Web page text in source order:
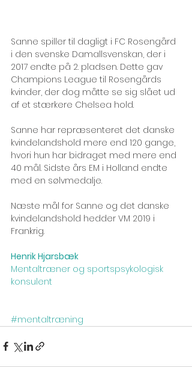
Sanne spiller til dagligt i FC Rosengård
i den svenske Damallsvenskan, der i
2017 endte på 2. pladsen. Dette gav
Champions League til Rosengårds
kvinder, der dog måtte se sig slået ud
af et stærkere Chelsea hold.
Sanne har repræsenteret det danske
kvindelandshold mere end 120 gange,
hvori hun har bidraget med mere end
40 mål. Sidste års EM i Holland endte
med en sølvmedalje.
Næste mål for Sanne og det danske
kvindelandshold hedder VM 2019 i
Frankrig.
Henrik Hjarsbæk
Mentaltræner og sportspsykologisk
konsulent
#mentaltræning